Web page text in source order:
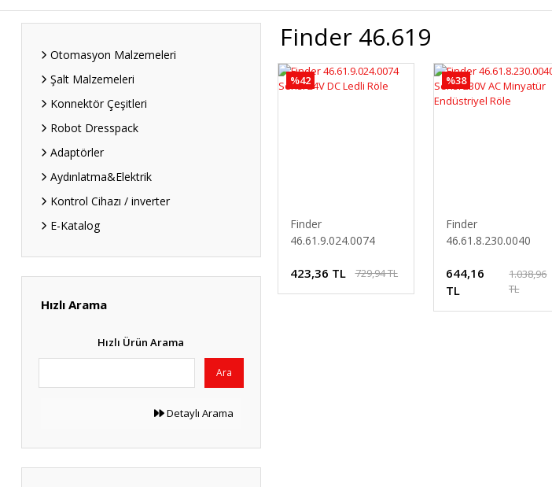
Otomasyon Malzemeleri
Şalt Malzemeleri
Konnektör Çeşitleri
Robot Dresspack
Adaptörler
Aydınlatma&Elektrik
Kontrol Cihazı / inverter
E-Katalog
Hızlı Arama
Hızlı Ürün Arama
Ara
Detaylı Arama
Finder 46.619
%42
Finder
46.61.9.024.0074
Röle
423,36 TL 729,94 TL
%38
Finder
46.61.8.230.0040
Minyatür Endüstriyel
Röle
644,16
TL
1.038,96
TL